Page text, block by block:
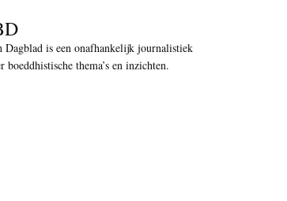
Dagblad is een onafhankelijk journalistiek
boeddhistische thema’s en inzichten.